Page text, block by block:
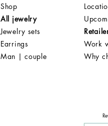
Shop
All jewelry
Jewelry sets
Earrings
Man | couple
Work
Why